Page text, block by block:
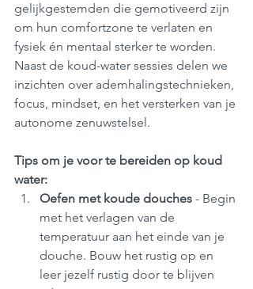
gelijkgestemden die gemotiveerd zijn
om hun comfortzone te verlaten en
fysiek én mentaal sterker te worden.
Naast de koud-water sessies delen we
inzichten over ademhalingstechnieken,
focus, mindset, en het versterken van je
autonome zenuwstelsel.
Tips om je voor te bereiden op koud
water:
Oefen met koude douches - Begin
met het verlagen van de
temperatuur aan het einde van je
douche. Bouw het rustig op en
leer jezelf rustig door te blijven